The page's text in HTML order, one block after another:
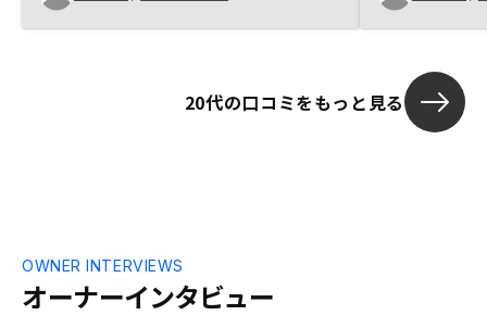
ている。 まだ
トとなってい
20代の口コミをもっと見る
オーナーインタビュー
OWNER INTERVIEWS